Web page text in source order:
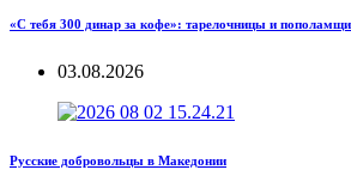
«С тебя 300 динар за кофе»: тарелочницы и
03.08.2026
Русские добровольцы в Македонии